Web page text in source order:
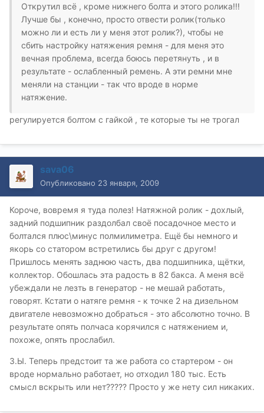
Открутил всё , кроме нижнего болта и этого ролика!!!
Лучше бы , конечно, просто отвести ролик(только
можно ли и есть ли у меня этот ролик?), чтобы не
сбить настройку натяжения ремня - для меня это
вечная проблема, всегда боюсь перетянуть , и в
результате - ослабленный ремень. А эти ремни мне
меняли на станции - так что вроде в норме
натяжение.
регулируется болтом с гайкой , те которые ты не трогал
sava06
Опубликовано 23 января, 2009
Короче, вовремя я туда полез! Натяжной ролик - дохлый,
задний подшипник раздолбал своё посадочное место и
болтался плюс\минус полмилиметра. Ещё бы немного и
якорь со статором встретились бы друг с другом!
Пришлось менять заднюю часть, два подшипника, щётки,
коллектор. Обошлась эта радость в 82 бакса. А меня всё
убеждали не лезть в генератор - не мешай работать,
говорят. Кстати о натяге ремня - к точке 2 на дизельном
двигателе невозможно добраться - это абсолютно точно. В
результате опять полчаса корячился с натяжением и,
похоже, опять прослабил.
З.Ы. Теперь предстоит та же работа со стартером - он
вроде нормально работает, но отходил 180 тыс. Есть
смысл вскрыть или нет????? Просто у же нету сил никаких.